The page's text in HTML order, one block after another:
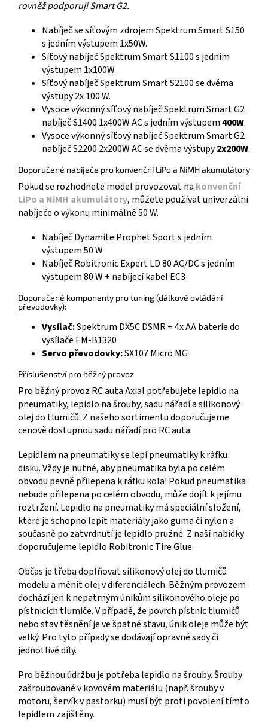
rovněž podporují Smart G2.
Nabíječ se síťovým zdrojem Spektrum Smart S150
s jedním výstupem 1x50W.
Síťový nabíječ Spektrum Smart S1100 s jedním
výstupem 1x100W.
Síťový nabíječ Spektrum Smart S2100 se dvěma
výstupy 2x 100 W.
Vysoce výkonný síťový nabíječ Spektrum Smart G2
nabíječ S1400 1x400W AC s jedním výstupem400W.
Vysoce výkonný síťový nabíječ Spektrum Smart G2
nabíječ S2200 2x200W AC se dvěma výstupy2x200W.
Doporučené nabíječe pro konvenční LiPo a NiMH akumulátory
Pokud se rozhodnete model provozovat na konvenční
LiPo a NiMH akumulátory, můžete používat univerzální
nabíječe o výkonu minimálně 50 W.
Nabíječ Dynamite Prophet Sport s jedním
výstupem 50 W
Nabíječ Robitronic Expert LD 80 AC/DC s jedním
výstupem 80 W + nabíjecí kabel EC3
Doporučené komponenty pro tuning (dálkové ovládání
převodovky):
Vysílač:Spektrum DX5C DSMR + 4x AA baterie do
vysílače EM-B1320
Servo převodovky:SX107 Micro MG
Příslušenství pro běžný provoz
Pro běžný provoz RC auta Axial potřebujete lepidlo na
pneumatiky, lepidlo na šrouby, sadu nářadí a silikonový
olej do tlumičů. Z našeho sortimentu doporučujeme
cenově dostupnou sadu nářadí pro RC auta.
Lepidlem na pneumatiky se lepí pneumatiky k ráfku
disku. Vždy je nutné, aby pneumatika byla po celém
obvodu pevně přilepena k ráfku kola! Pokud pneumatika
nebude přilepena po celém obvodu, může dojít k jejímu
roztržení. Lepidlo na pneumatiky má speciální složení,
které je schopno lepit materiály jako guma či nylon a
současně po zatvrdnutí je lepidlo pružné. Z naší nabídky
doporučujeme lepidlo Robitronic Tire Glue.
Občas je třeba doplňovat silikonový olej do tlumičů
modelu a měnit olej v diferenciálech. Běžným provozem
dochází jen k nepatrným únikům silikonového oleje po
pístnicích tlumiče. V případě, že povrch pístnic tlumičů
nebo stav těsnění je ve špatné stavu, únik oleje může být
velký. Pro tyto případy se dodávají opravné sady či
jednotlivé díly.
Pro běžnou údržbu je potřeba lepidlo na šrouby. Šrouby
zašroubované v kovovém materiálu (např. šrouby v
motoru, šervík v pastorku) musí být proti povolení tímto
lepidlem zajištěny.